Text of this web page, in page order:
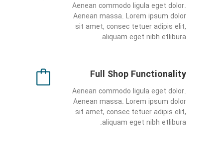
Aenean commodo ligula eget dolor.
Aenean massa. Lorem ipsum dolor
sit amet, consec tetuer adipis elit,
aliquam eget nibh etlibura.
Full Shop Functionality
Aenean commodo ligula eget dolor.
Aenean massa. Lorem ipsum dolor
sit amet, consec tetuer adipis elit,
aliquam eget nibh etlibura.